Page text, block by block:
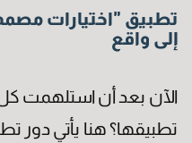
تطبيق "اختيارات
إلى واقع
الآن بعد أن استلهمت
تطبيقها؟ هنا يأتي دور